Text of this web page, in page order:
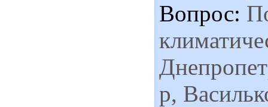
Вопрос:
р,